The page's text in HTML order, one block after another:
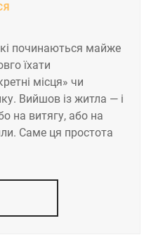
починаються майже
їхати
місця» чи
Вийшов із житла — і
на витягу, або на
Саме ця простота